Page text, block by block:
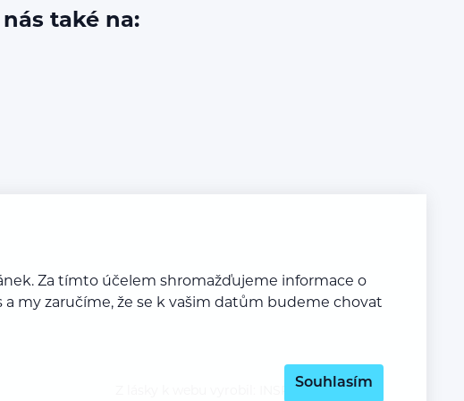
také na:
Za tímto účelem shromažďujeme informace o
my zaručíme, že se k vašim datům budeme chovat
Souhlasím